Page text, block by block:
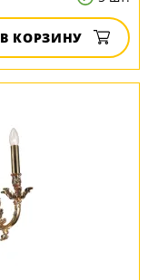
В КОРЗИНУ